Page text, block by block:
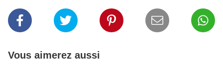
Vous aimerez aussi